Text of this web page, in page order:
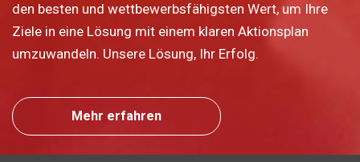
den besten und wettbewerbsfähigsten Wert, um Ihre
Ziele in eine Lösung mit einem klaren Aktionsplan
umzuwandeln. Unsere Lösung, Ihr Erfolg.
Mehr erfahren